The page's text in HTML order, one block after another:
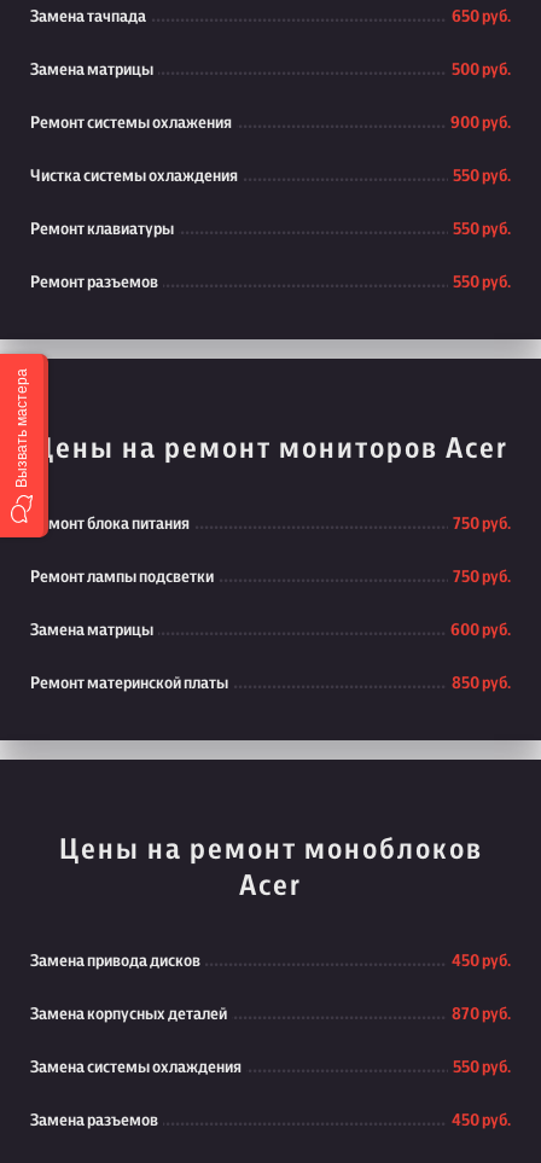
Замена тачпада 650 руб.
Замена матрицы 500 руб.
Ремонт системы охлажения 900 руб.
Чистка системы охлаждения 550 руб.
Ремонт клавиатуры 550 руб.
Ремонт разъемов 550 руб.
Цены на ремонт мониторов Acer
Ремонт блока питания 750 руб.
Ремонт лампы подсветки 750 руб.
Замена матрицы 600 руб.
Ремонт материнской платы 850 руб.
Цены на ремонт моноблоков
Acer
Замена привода дисков 450 руб.
Замена корпусных деталей 870 руб.
Замена системы охлаждения 550 руб.
Замена разъемов 450 руб.
Вызвать мастера